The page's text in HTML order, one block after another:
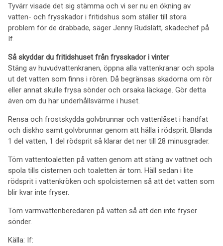
Tyvärr visade det sig stämma och vi ser nu en ökning av
vatten- och frysskador i fritidshus som ställer till stora
problem för de drabbade, säger Jenny Rudslätt, skadechef på
If.
Så skyddar du fritidshuset från frysskador i vinter
Stäng av huvudvattenkranen, öppna alla vattenkranar och spola
ut det vatten som finns i rören. Då begränsas skadorna om rör
eller annat skulle frysa sönder och orsaka läckage. Gör detta
även om du har underhållsvärme i huset.
Rensa och frostskydda golvbrunnar och vattenlåset i handfat
och diskho samt golvbrunnar genom att hälla i rödsprit. Blanda
1 del vatten, 1 del rödsprit så klarar det ner till 28 minusgrader.
Töm vattentoaletten på vatten genom att stäng av vattnet och
spola tills cisternen och toaletten är tom. Häll sedan i lite
rödsprit i vattenkröken och spolcisternen så att det vatten som
blir kvar inte fryser.
Töm varmvattenberedaren på vatten så att den inte fryser
sönder.
Källa: If: